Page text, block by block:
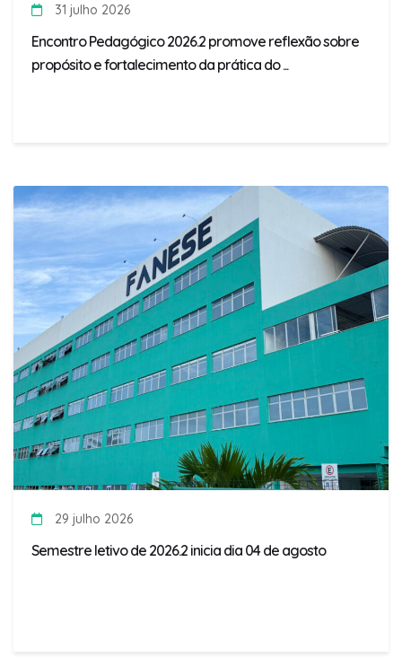
31 julho 2026
Encontro Pedagógico 2026.2 promove reflexão sobre
propósito e fortalecimento da prática do ...
29 julho 2026
Semestre letivo de 2026.2 inicia dia 04 de agosto